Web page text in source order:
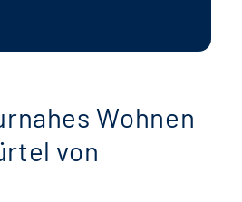
Wohnen
von